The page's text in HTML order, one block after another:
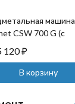
машина
CSW 700 G (с
Honda)
120₽
В корзину